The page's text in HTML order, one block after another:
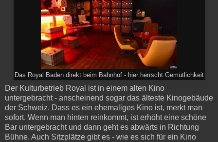
Das Royal Baden direkt beim Bahnhof - hier herrscht Gemütlichkeit
Der Kulturbetrieb Royal ist in einem alten Kino
untergebracht - anscheinend sogar das älteste Kinogebäude
der Schweiz. Dass es ein ehemaliges Kino ist, merkt man
sofort. Wenn man hinten reinkommt, ist erhöht eine schöne
Bar untergebracht und dann geht es abwärts in Richtung
Bühne. Auch Sitzplätze gibt es - wie es sich für ein Kino